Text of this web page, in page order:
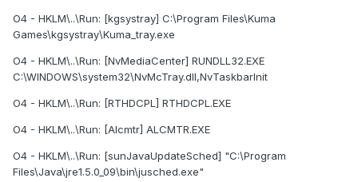
O4 - HKLM\..\Run: [kgsystray] C:\Program Files\Kuma
Games\kgsystray\Kuma_tray.exe
O4 - HKLM\..\Run: [NvMediaCenter] RUNDLL32.EXE
C:\WINDOWS\system32\NvMcTray.dll,NvTaskbarInit
O4 - HKLM\..\Run: [RTHDCPL] RTHDCPL.EXE
O4 - HKLM\..\Run: [Alcmtr] ALCMTR.EXE
O4 - HKLM\..\Run: [sunJavaUpdateSched] "C:\Program
Files\Java\jre1.5.0_09\bin\jusched.exe"